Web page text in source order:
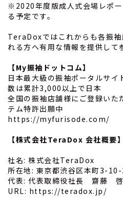
※2020年度版成人式会場レポ
る予定です。
TeraDoxではこれからも各振
れる方へ有用な情報を提供して
【My振袖ドットコム】
日本最大級の振袖ポータルサイ
数は累計3,000以上で日本
全国の振袖店舗様にご登録い
テム特許出願中
https://myfurisode.com/
【株式会社TeraDox 会社概要】
社名: 株式会社TeraDox
所在地: 東京都渋谷区本町3-
代表: 代表取締役社長 齋藤
URL: https://teradox.jp/